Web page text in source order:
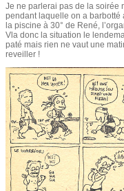
Je ne parlerai pas de la soirée
pendant laquelle on a barbotté
la piscine à 30° de René,
Vla donc la situation le
paté mais rien ne vaut une
reveiller !